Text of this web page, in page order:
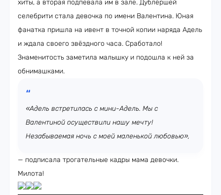
хиты, а вторая подпевала им в зале. Дублёршей
селебрити стала девочка по имени Валентина. Юная
фанатка пришла на ивент в точной копии наряда Адель
и ждала своего звёздного часа. Сработало!
Знаменитость заметила малышку и подошла к ней за
обнимашками.
«Адель встретилась с мини-Адель. Мы с
Валентиной осуществили нашу мечту!
Незабываемая ночь с моей маленькой любовью»,
— подписала трогательные кадры мама девочки.
Милота!